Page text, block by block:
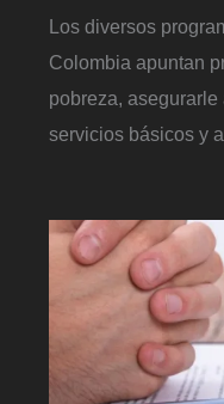
Los diversos
Colombia apuntan
pobreza,
servicios básicos y